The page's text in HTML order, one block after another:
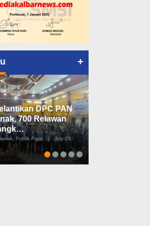
+
DPC PAN
700 Relawan
Publik Figur |
July 29,